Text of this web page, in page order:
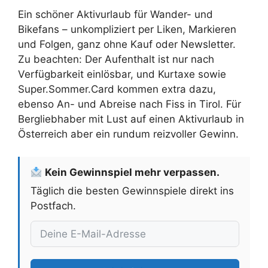
Ein schöner Aktivurlaub für Wander- und
Bikefans – unkompliziert per Liken, Markieren
und Folgen, ganz ohne Kauf oder Newsletter.
Zu beachten: Der Aufenthalt ist nur nach
Verfügbarkeit einlösbar, und Kurtaxe sowie
Super.Sommer.Card kommen extra dazu,
ebenso An- und Abreise nach Fiss in Tirol. Für
Bergliebhaber mit Lust auf einen Aktivurlaub in
Österreich aber ein rundum reizvoller Gewinn.
Kein Gewinnspiel mehr verpassen.
Täglich die besten Gewinnspiele direkt ins
Postfach.